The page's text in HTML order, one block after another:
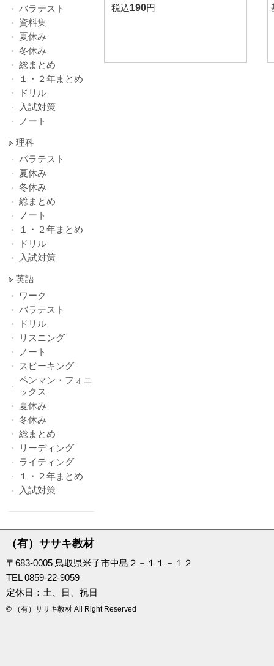
税込190円
バラテスト
資料集
夏休み
冬休み
総まとめ
１・２年まとめ
ドリル
入試対策
ノート
理科
バラテスト
夏休み
冬休み
総まとめ
ノート
１・２年まとめ
ドリル
入試対策
英語
ワーク
バラテスト
ドリル
リスニング
ノート
スピーキング
ペンマン・フォニ
ックス
夏休み
冬休み
総まとめ
リーディング
ライティング
１・２年まとめ
入試対策
（有）ササキ教材
〒683-0005 鳥取県米子市中島２－１１－１２
TEL 0859-22-9059
定休日：土、日、祝日
© （有）ササキ教材 All Right Reserved